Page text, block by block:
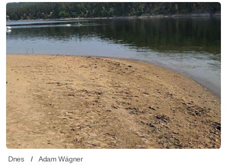
Dnes Adam Wágner